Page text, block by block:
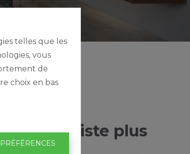
telles que les
vous
de
choix en bas
n'existe plus